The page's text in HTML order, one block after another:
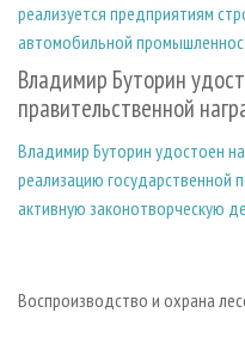
реализуется предприятиям
автомобильной
Владимир Буторин
правительственной
Владимир Буторин удостоен
реализацию государственной
активную законотворческую
Воспроизводство и охрана